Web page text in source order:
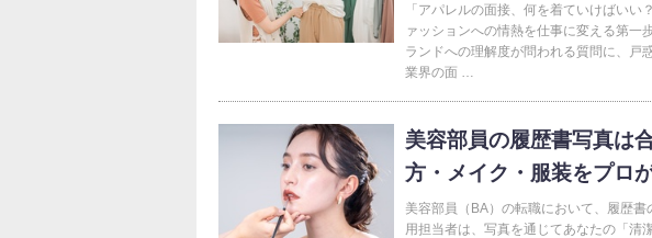
「アパレルの面接、何を着ていけばい
ァッションへの情熱を仕事に変える第一
ランドへの理解度が問われる質問に、戸
業界の面 …
美容部員の履歴書写真は
方・メイク・服装をプロ
美容部員（BA）の転職において、履歴
用担当者は、写真を通じてあなたの「清